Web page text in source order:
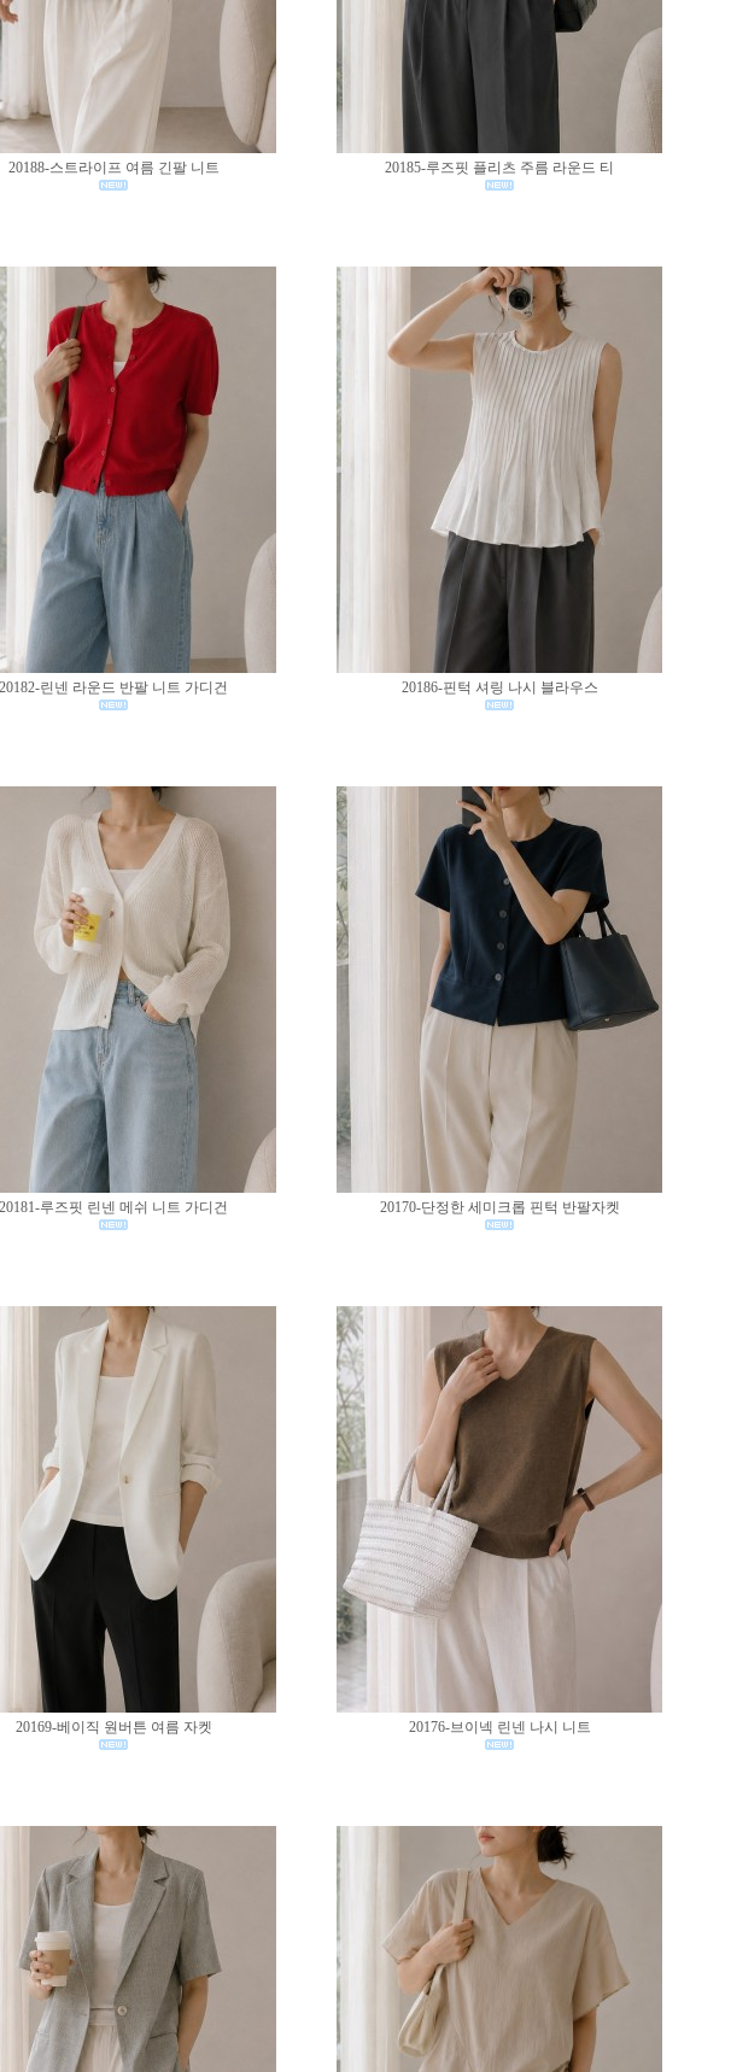
20188-스트라이프 여름 긴팔 니트 20185-루즈핏 플리츠 주름 라운드 티
20182-린넨 라운드 반팔 니트 가디건 20186-핀턱 셔링 나시 블라우스
20181-루즈핏 린넨 메쉬 니트 가디건 20170-단정한 세미크롭 핀턱 반팔자켓
20169-베이직 원버튼 여름 자켓 20176-브이넥 린넨 나시 니트